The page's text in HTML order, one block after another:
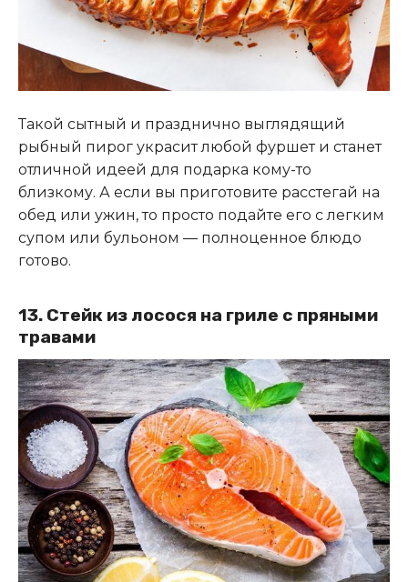
Такой сытный и празднично выглядящий
рыбный пирог украсит любой фуршет и станет
отличной идеей для подарка кому-то
близкому. А если вы приготовите расстегай на
обед или ужин, то просто подайте его с легким
супом или бульоном — полноценное блюдо
готово.
13. Стейк из лосося на гриле с пряными
травами